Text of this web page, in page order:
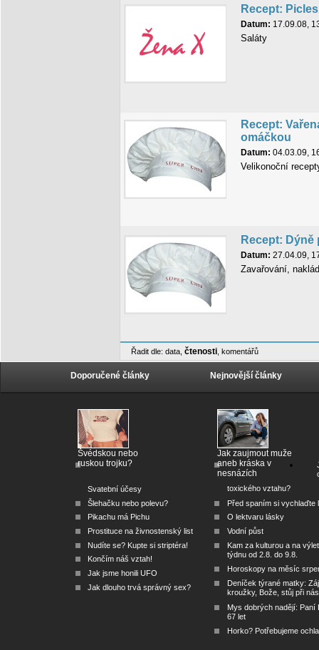
Recept: Picles
Datum: 17.09.08,
Saláty
Recept:
omáčkou
Datum: 04.03.09,
Velikonoční
Recept: Dýně
Datum: 27.04.09,
Zavařování,
Řadit dle: data čtenosti komentářů
Doporučené články
Švédskou nebo
ruskou trojku?
Svatební účesy
Šlehačku nebo polevu?
Pikachu má Pichu
Prostituce na živnostenský list
Nudíte se? Kupte si striptéra!
Končím náš vztah!
Jak jsme honili UFO
Jak dlouho trvá správný sex?
Nejnovější články
Jak zaujmout muže
aneb kráska v
nesnázích
toxického vztahu?
Před spaním si vychlaďte
O lektvaru lásky
Vodní půst
Kam za kulturou a na
týdnu od 2.8. do 9.8.
Horoskopy na měsíc
Deníček týrané matky:
kroužky, Bože, stůj při nás
Mys dobrých nadějí: Paní
67 let
Horko? Potřebujeme